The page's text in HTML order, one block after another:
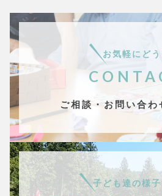
お気軽にど
ご相談・お問い合わ
子ども達の様